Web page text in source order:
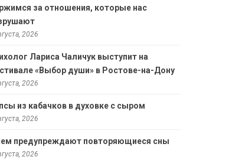
за отношения, которые нас
2026
Лариса Чаличук выступит на
«Выбор души» в Ростове-на-Дону
2026
из кабачков в духовке с сыром
2026
предупреждают повторяющиеся сны
2026